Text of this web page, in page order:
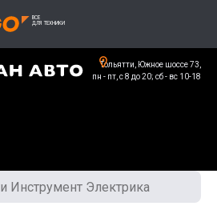
Тольятти, Южное шоссе 73,
пн - пт, с 8 до 20; сб - вс 10-18